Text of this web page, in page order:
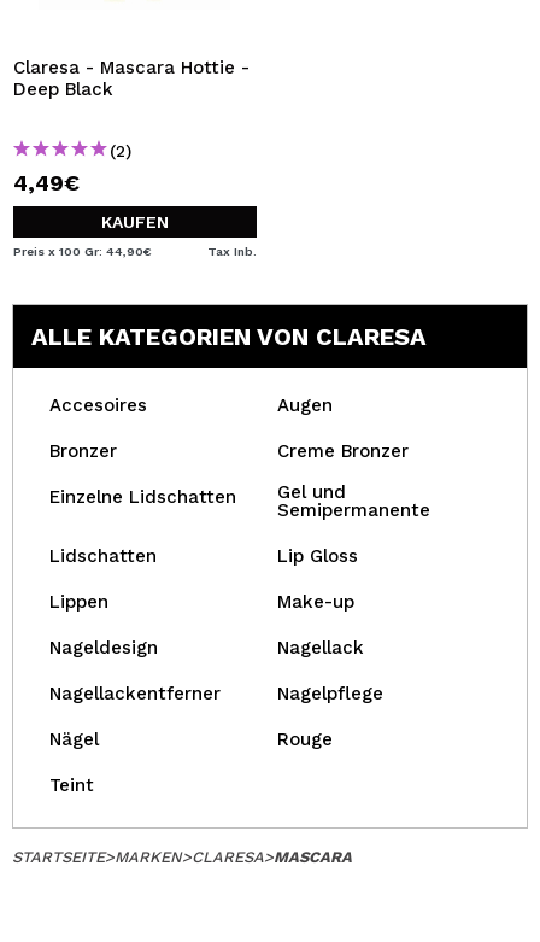
Claresa - Mascara Hottie -
Deep Black
(2)
4,49€
KAUFEN
Preis x 100 Gr: 44,90€ Tax Inb.
ALLE KATEGORIEN VON CLARESA
Accesoires Augen
Bronzer Creme Bronzer
Einzelne Lidschatten
Gel und
Semipermanente
Lidschatten Lip Gloss
Lippen Make-up
Nageldesign Nagellack
Nagellackentferner Nagelpflege
Nägel Rouge
Teint
STARTSEITE>MARKEN>CLARESA>MASCARA